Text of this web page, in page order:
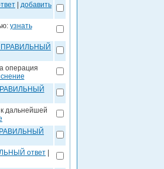
добавить
узнать
ПРАВИЛЬНЫЙ
операция
дальнейшей
ответ